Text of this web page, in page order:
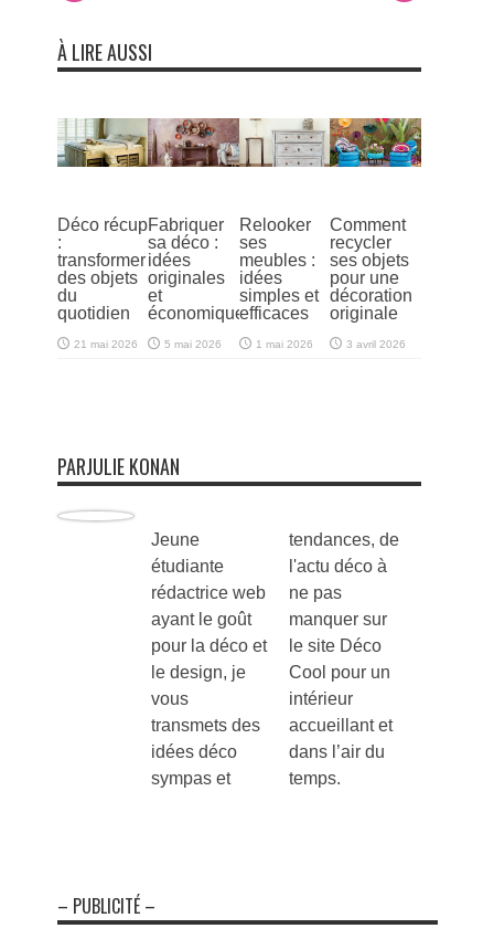
À LIRE AUSSI
Déco récup
:
transformer
des objets
du
quotidien
21 mai 2026
Fabriquer
sa déco :
idées
originales
et
économiques
5 mai 2026
Relooker
ses
meubles :
idées
simples et
efficaces
1 mai 2026
Comment
recycler
ses objets
pour une
décoration
originale
3 avril 2026
PARJULIE KONAN
Jeune
étudiante
rédactrice web
ayant le goût
pour la déco et
le design, je
vous
transmets des
idées déco
sympas et
tendances, de
l'actu déco à
ne pas
manquer sur
le site Déco
Cool pour un
intérieur
accueillant et
dans l’air du
temps.
– PUBLICITÉ –